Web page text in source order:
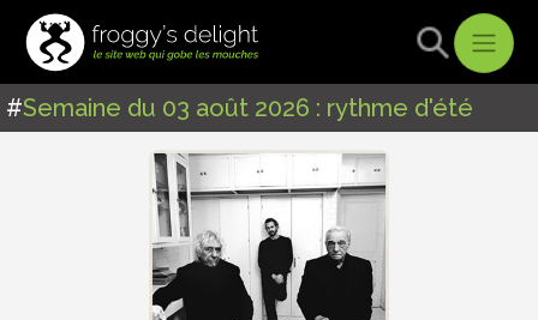
#Semaine du 03 août 2026 : rythme d'été